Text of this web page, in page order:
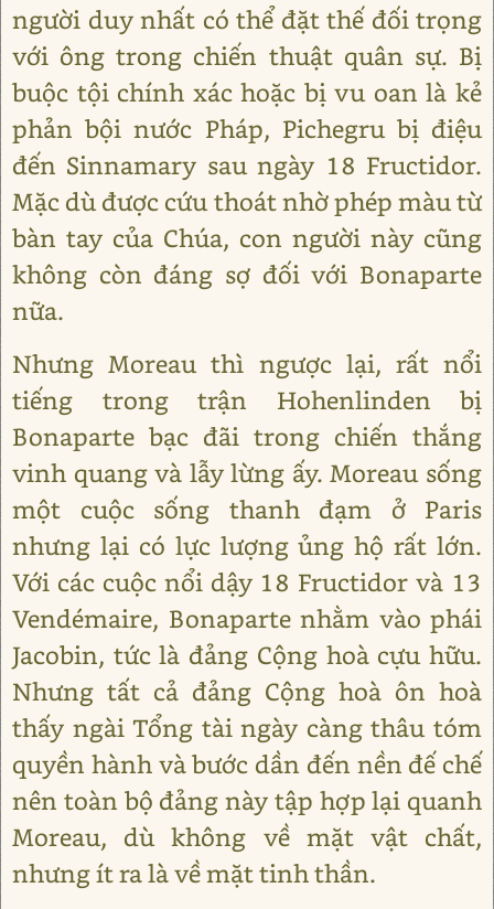
người duy nhất có thể đặt thế đối trọng
với ông trong chiến thuật quân sự. Bị
buộc tội chính xác hoặc bị vu oan là kẻ
phản bội nước Pháp, Pichegru bị điệu
đến Sinnamary sau ngày 18 Fructidor.
Mặc dù được cứu thoát nhờ phép màu từ
bàn tay của Chúa, con người này cũng
không còn đáng sợ đối với Bonaparte
nữa.
Nhưng Moreau thì ngược lại, rất nổi
tiếng trong trận Hohenlinden bị
Bonaparte bạc đãi trong chiến thắng
vinh quang và lẫy lừng ấy. Moreau sống
một cuộc sống thanh đạm ở Paris
nhưng lại có lực lượng ủng hộ rất lớn.
Với các cuộc nổi dậy 18 Fructidor và 13
Vendémaire, Bonaparte nhằm vào phái
Jacobin, tức là đảng Cộng hoà cựu hữu.
Nhưng tất cả đảng Cộng hoà ôn hoà
thấy ngài Tổng tài ngày càng thâu tóm
quyền hành và bước dần đến nền đế chế
nên toàn bộ đảng này tập hợp lại quanh
Moreau, dù không về mặt vật chất,
nhưng ít ra là về mặt tinh thần.